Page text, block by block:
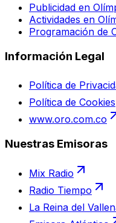
Publicidad en
Actividades en
Programación de
Información Legal
Política de
Política de Cookies
www.oro.com.co
Nuestras Emisoras
Mix Radio
Radio Tiempo
La Reina del